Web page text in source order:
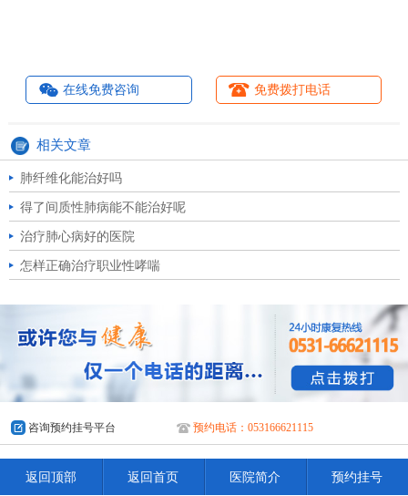
在线免费咨询 免费拨打电话
相关文章
肺纤维化能治好吗
得了间质性肺病能不能治好呢
治疗肺心病好的医院
怎样正确治疗职业性哮喘
咨询预约挂号平台 预约电话：053166621115
返回顶部 返回首页 医院简介 预约挂号